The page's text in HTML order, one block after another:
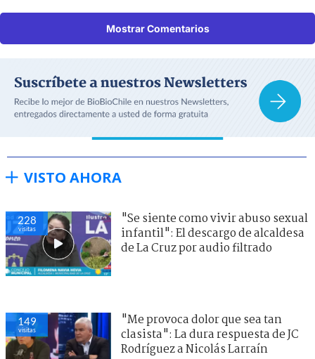
Mostrar Comentarios
VISTO AHORA
228
visitas
"Se siente como vivir abuso sexual
infantil": El descargo de alcaldesa
de La Cruz por audio filtrado
149
visitas
"Me provoca dolor que sea tan
clasista": La dura respuesta de JC
Rodríguez a Nicolás Larraín